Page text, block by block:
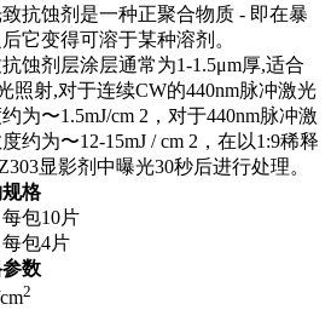
抗蚀剂是一种正聚合物质 - 即在暴
它变得可溶于某种溶剂。
蚀剂层涂层通常为1-1.5μm厚,适合
照射,对于连续CW的440nm脉冲激光
为〜1.5mJ/cm 2，对于440nm脉冲激
约为〜12-15mJ / cm 2，在以1:9稀释
显影剂中曝光30秒后进行处理。
格
每包10片
每包4片
数
2